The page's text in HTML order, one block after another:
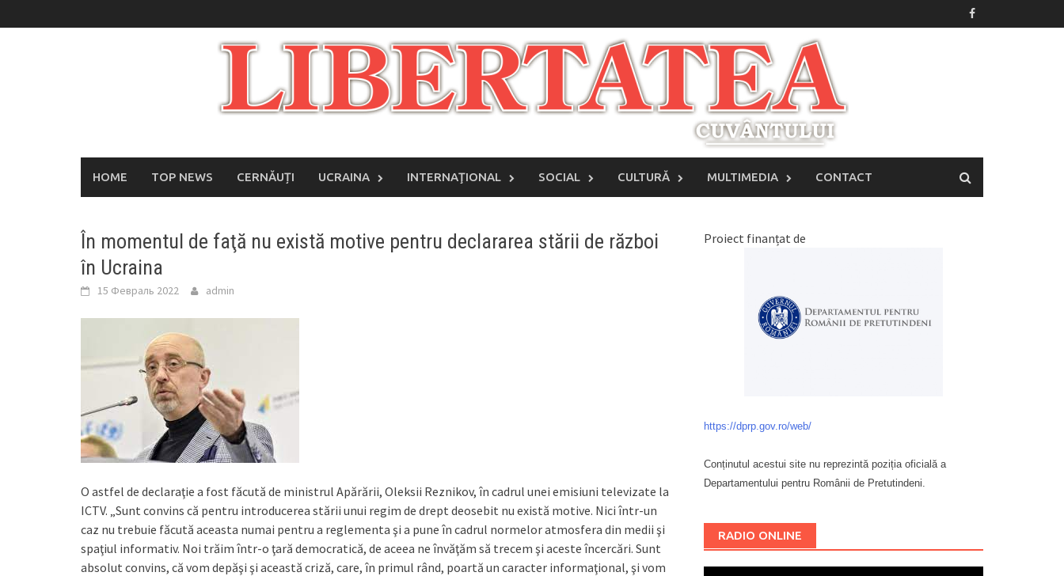
to
HOME TOP NEWS CERNĂUȚI UCRAINA INTERNAŢIONAL SOCIAL CULTURĂ MULTIMEDIA CONTACT
În momentul de faţă nu există motive pentru declararea stării de război
în Ucraina
15 Февраль 2022 admin
O astfel de declaraţie a fost făcută de ministrul Apărării, Oleksii Reznikov, în cadrul unei emisiuni televizate la
ICTV. „Sunt convins că pentru introducerea stării unui regim de drept deosebit nu există motive. Nici într-un
caz nu trebuie făcută aceasta numai pentru a reglementa şi a pune în cadrul normelor atmosfera din medii şi
spaţiul informativ. Noi trăim într-o ţară democratică, de aceea ne învăţăm să trecem şi aceste încercări. Sunt
absolut convins, că vom depăşi şi această criză, care, în primul rând, poartă un caracter informaţional, şi vom
Proiect finanțat de
https://dprp.gov.ro/web/
Conținutul acestui site nu reprezintă poziția oficială a
Departamentului pentru Românii de Pretutindeni.
RADIO ONLINE